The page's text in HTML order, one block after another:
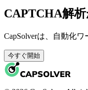
CAPTCHA解
CapSolverは、自動化
今すぐ開始